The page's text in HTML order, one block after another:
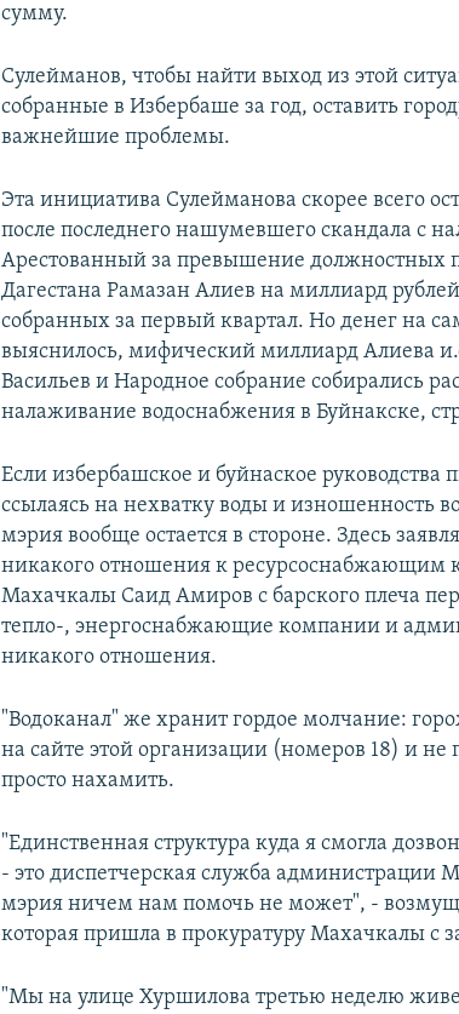
сумму.
Сулейманов, чтобы найти выход из этой
собранные в Избербаше за год, оставить
важнейшие проблемы.
Эта инициатива Сулейманова скорее всего
после последнего нашумевшего скандала с
Арестованный за превышение
Дагестана Рамазан Алиев на миллиард
собранных за первый квартал. Но денег на
выяснилось, мифический миллиард Алиева
Васильев и Народное собрание собирались
налаживание водоснабжения в Буйнакске,
Если избербашское и буйнаское руководства
ссылаясь на нехватку воды и изношенность
мэрия вообще остается в стороне. Здесь
никакого отношения к ресурсоснабжающим
Махачкалы Саид Амиров с барского плеча
тепло-, энергоснабжающие компании и
никакого отношения.
"Водоканал" же хранит гордое молчание:
на сайте этой организации (номеров 18) и
просто нахамить.
"Единственная структура куда я смогла
- это диспетчерская служба администрации
мэрия ничем нам помочь не может", -
которая пришла в прокуратуру Махачкалы с
"Мы на улице Хуршилова третью неделю